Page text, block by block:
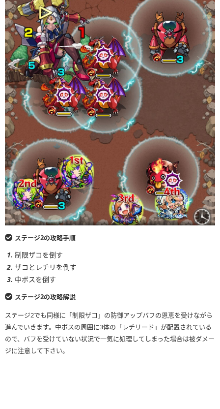
ステージ2の攻略手順
制限ザコを倒す
ザコとレチリを倒す
中ボスを倒す
ステージ2の攻略解説
ステージ2でも同様に「制限ザコ」の防御アップバフの恩恵を受けながら
進んでいきます。中ボスの周囲に3体の「レチリード」が配置されている
ので、バフを受けていない状況で一気に処理してしまった場合は被ダメー
ジに注意して下さい。